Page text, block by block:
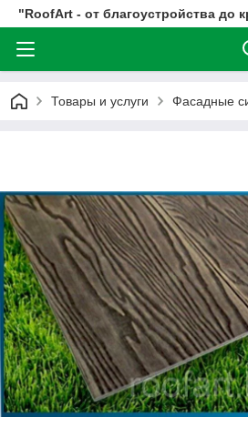
"RoofArt - от благоустройства до
Товары и услуги Фасадные